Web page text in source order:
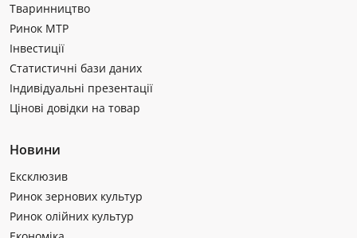
Тваринництво
Ринок МТР
Інвестиції
Статистичні бази даних
Індивідуальні презентації
Цінові довідки на товар
Новини
Ексклюзив
Ринок зернових культур
Ринок олійних культур